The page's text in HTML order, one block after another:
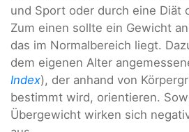
und Sport oder durch eine Diät
Zum einen sollte ein Gewicht
das im Normalbereich liegt.
dem eigenen Alter
Index), der anhand von
bestimmt wird, orientieren.
Übergewicht wirken sich